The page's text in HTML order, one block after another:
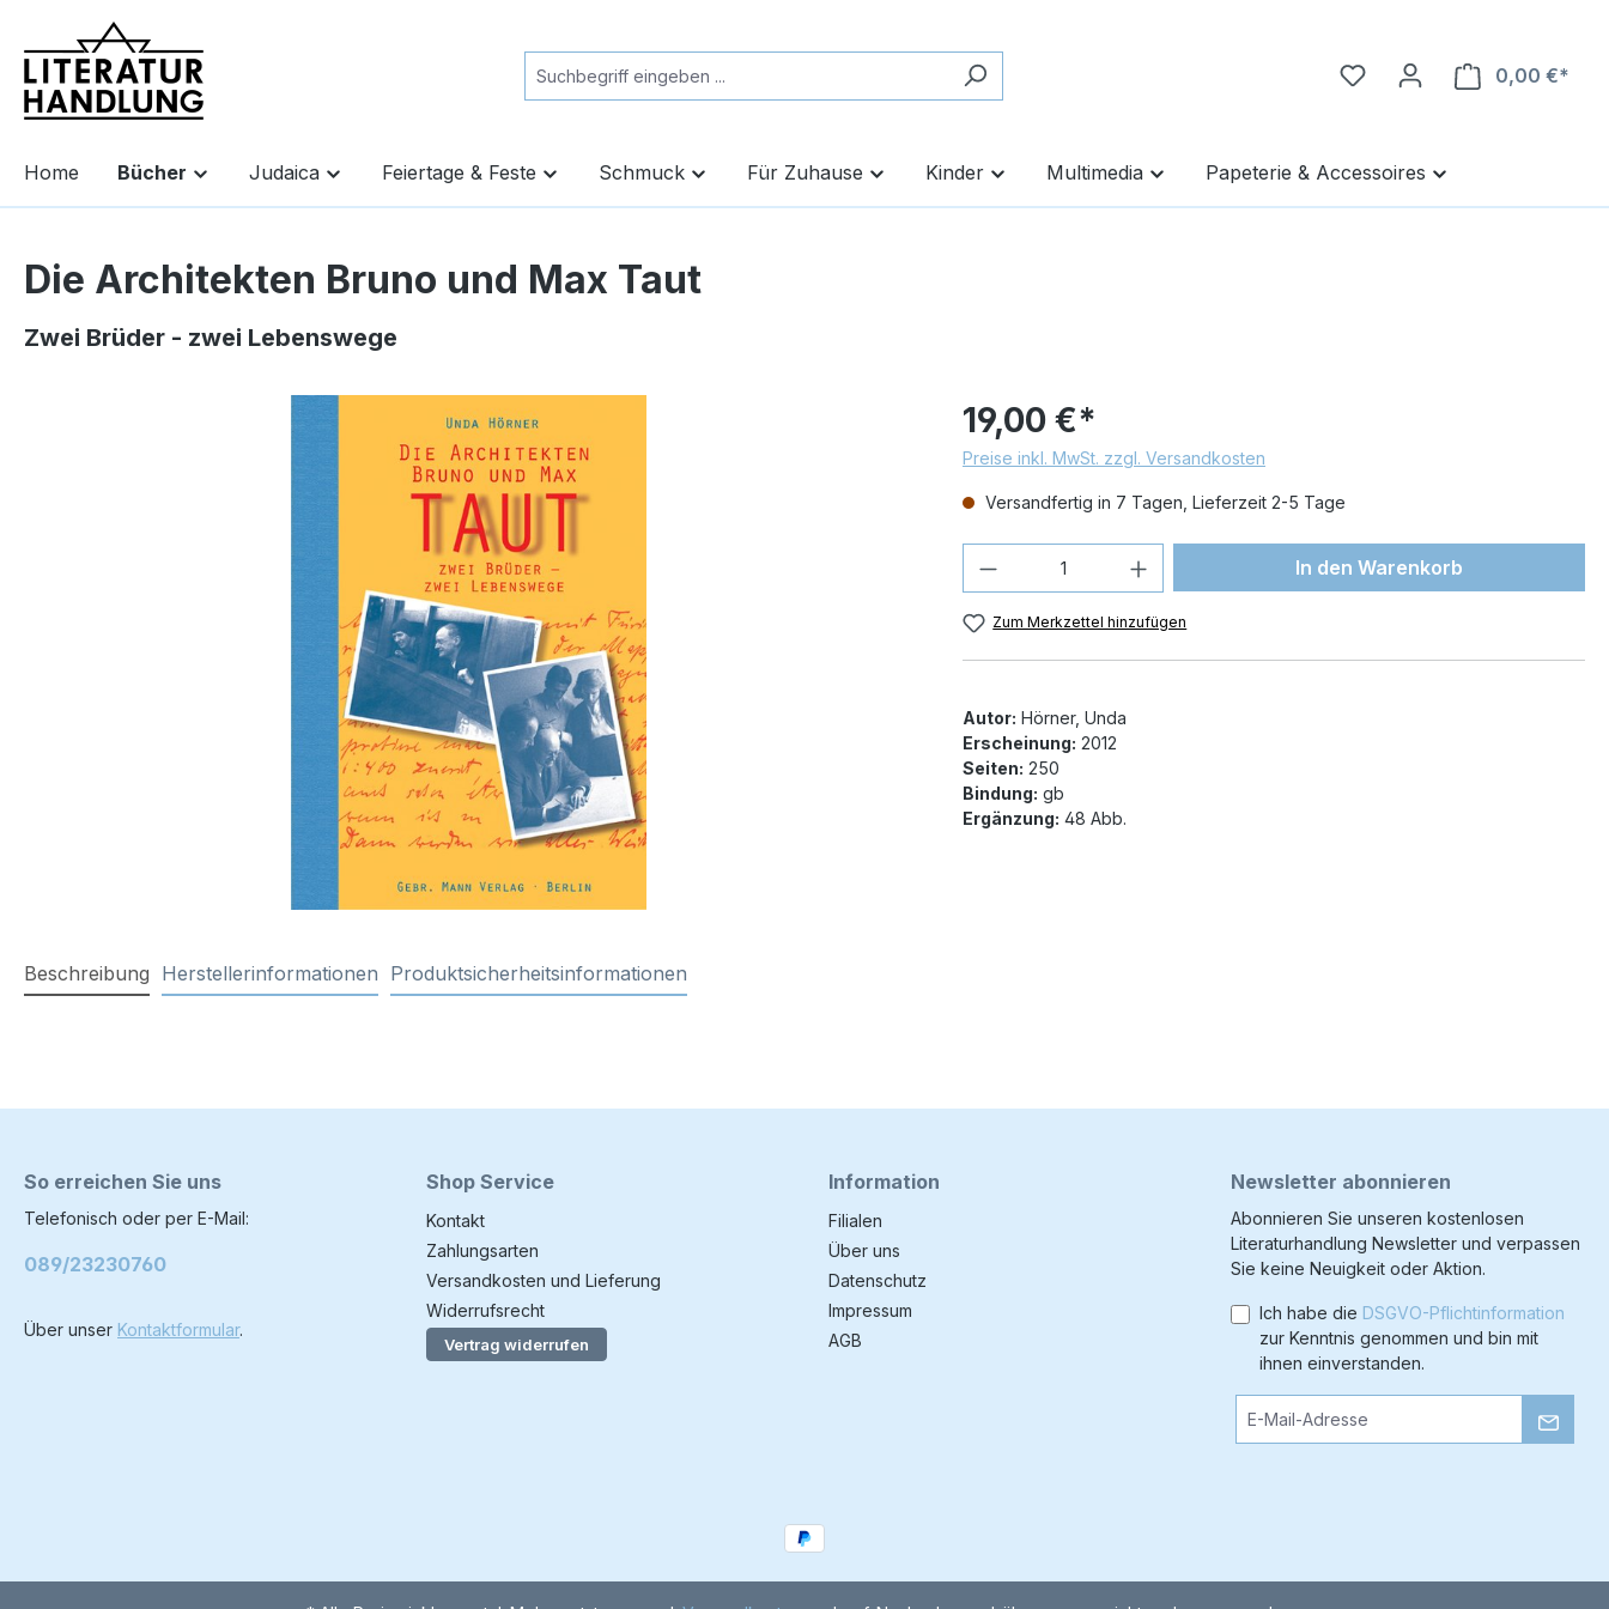
Zur Hauptnavigation springen
0,00 €*
Home Bücher Judaica Feiertage & Feste Schmuck Für Zuhause Kinder Multimedia Papeterie & Accessoires
Die Architekten Bruno und Max Taut
Zwei Brüder - zwei Lebenswege
19,00 €*
Preise inkl. MwSt. zzgl. Versandkosten
Versandfertig in 7 Tagen, Lieferzeit 2-5 Tage
Produkt Anzahl: Gib den gewünschten Wert
In den Warenkorb
Zum Merkzettel hinzufügen
Autor: Hörner, Unda
Erscheinung: 2012
Seiten: 250
Bindung: gb
Ergänzung: 48 Abb.
Beschreibung Herstellerinformationen Produktsicherheitsinformationen
So erreichen Sie uns
Telefonisch oder per E-Mail:
089/23230760
Über unser Kontaktformular.
Shop Service
Kontakt
Zahlungsarten
Versandkosten und Lieferung
Widerrufsrecht
Vertrag widerrufen
Information
Filialen
Über uns
Datenschutz
Impressum
AGB
Newsletter abonnieren
Abonnieren Sie unseren kostenlosen
Literaturhandlung Newsletter und verpassen
Sie keine Neuigkeit oder Aktion.
Ich habe die DSGVO-Pflichtinformation
zur Kenntnis genommen und bin mit
ihnen einverstanden.